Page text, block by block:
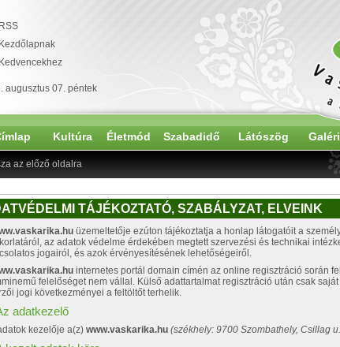
RSS
Kezdőlapnak
Kedvencekhez
augusztus 07. péntek
Kultúra Életmód Szabadidő Látószög
az előző oldalra
TÁJÉKOZTATÓ, SZABÁLYZAT, ELVEINK
üzemeltetője ezúton tájékoztatja a honlap látogatóit a
az adatok védelme érdekében megtett szervezési és technikai
jogairól, és azok érvényesítésének lehetőségeiről.
internetes portál domain címén az online regisztráció során
felelőséget nem vállal. Külső adattartalmat regisztráció után csak
jogi következményei a feltöltőt terhelik.
adatkezelő
kezelője a(z) www.vaskarika.hu (székhely: 9700 Szombathely, Csillag